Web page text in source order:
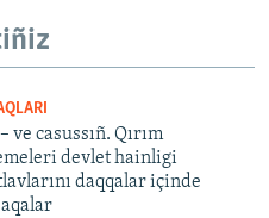
ve casussıñ. Qırım
devlet hainligi
daqqalar içinde